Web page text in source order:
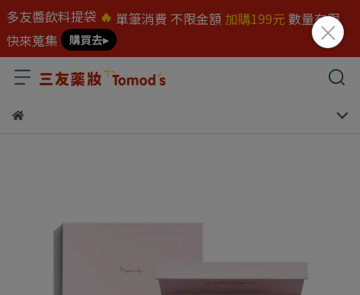
多友醬飲料提袋 🔥 單筆消費 不限金額 加購199元 數量有限
快來蒐集
購買去▸